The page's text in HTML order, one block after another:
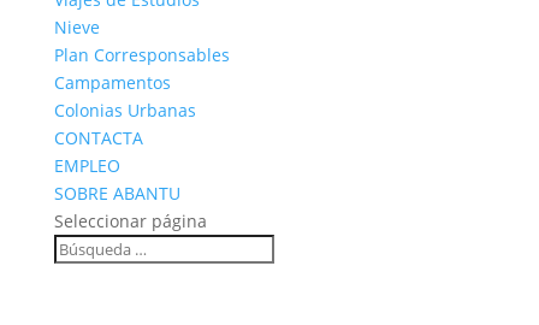
Nieve
Plan Corresponsables
Campamentos
Colonias Urbanas
CONTACTA
EMPLEO
SOBRE ABANTU
Seleccionar página